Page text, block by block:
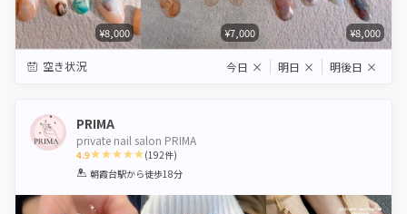
¥8,000 ¥7,000 ¥8,000
空き状況 今日 × 明日 × 明後日 ×
PRIMA
private nail salon PRIMA
4.9
1 2 3 4 5
(192件)
朝霞台駅から徒歩18分